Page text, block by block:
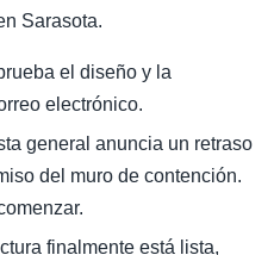
Sarasota.
el diseño y la
electrónico.
general anuncia un retraso
del muro de contención.
finalmente está lista,